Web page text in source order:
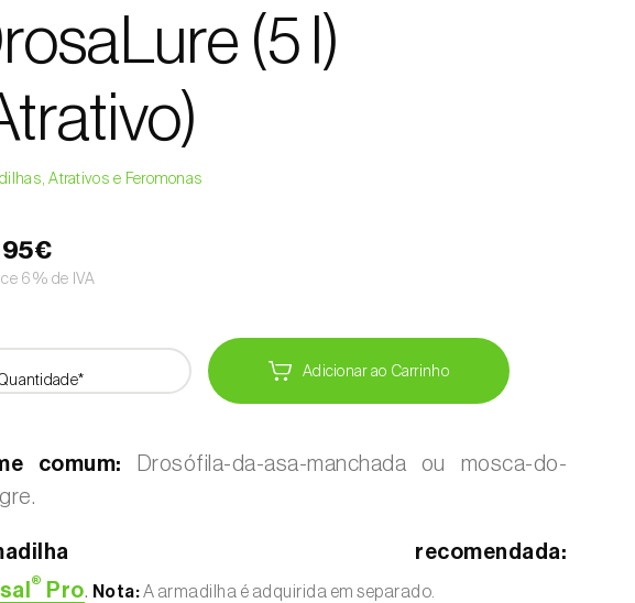
(5 l)
Atrativos e Feromonas
6% de IVA
Adicionar ao Carrinho
comum: Drosófila-da-asa-manchada ou mosca-do-
recomendada:
® Pro. Nota:A armadilha é adquirida em separado.